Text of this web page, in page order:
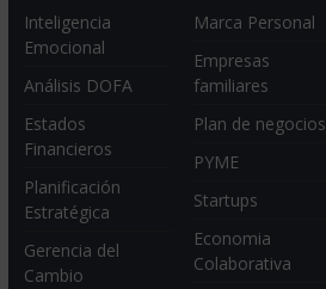
Inteligencia
Emocional
Análisis DOFA
Estados
Financieros
Planificación
Estratégica
Gerencia del
Cambio
Marca Personal
Empresas
familiares
Plan de negocios
PYME
Startups
Economia
Colaborativa